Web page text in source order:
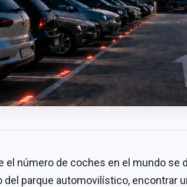
el número de coches en el mundo se
del parque automovilístico, encontrar